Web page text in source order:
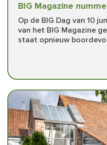
BIG Magazine
Op de BIG Dag van 10
van het BIG Magazine
staat opnieuw